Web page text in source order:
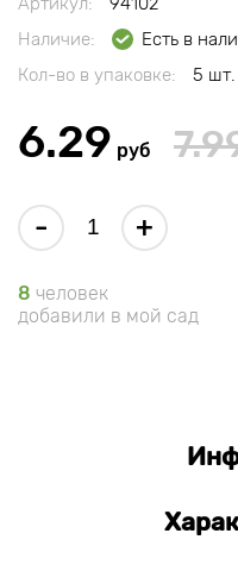
Наличие:
Есть в
Кол-во в упаковке:
5 шт.
6.29 руб
- +
8 человек
добавили в мой сад